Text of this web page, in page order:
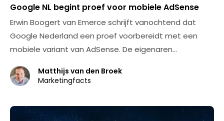
Google NL begint proef voor mobiele AdSense
Erwin Boogert van Emerce schrijft vanochtend dat
Google Nederland een proef voorbereidt met een
mobiele variant van AdSense. De eigenaren…
Matthijs van den Broek
Marketingfacts